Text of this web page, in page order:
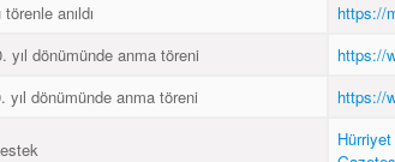
anıldı
https://
yıl dönümünde anma töreni
https://
yıl dönümünde anma töreni https://
Hürriyet